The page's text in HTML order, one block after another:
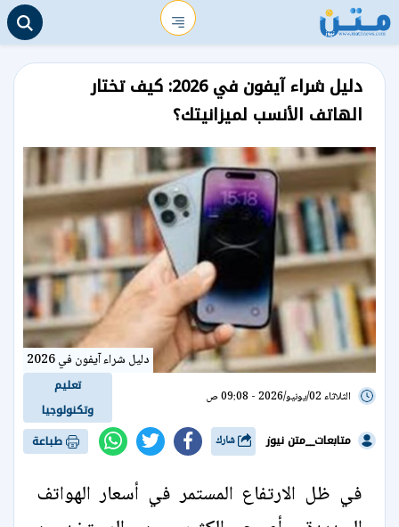
دليل شراء آيفون في 2026: كيف تختار
الهاتف الأنسب لميزانيتك؟
دليل شراء آيفون في 2026
الثلاثاء 02/يونيو/2026 - 09:08 ص
تعليم
وتكنولوجيا
متابعات__متن نيوز
طباعة
في ظل الارتفاع المستمر في أسعار الهواتف